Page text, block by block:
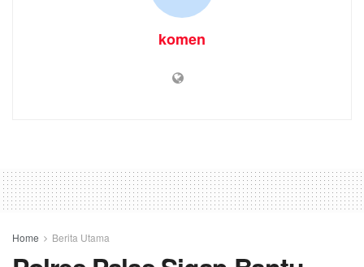
komen
Home Berita Utama